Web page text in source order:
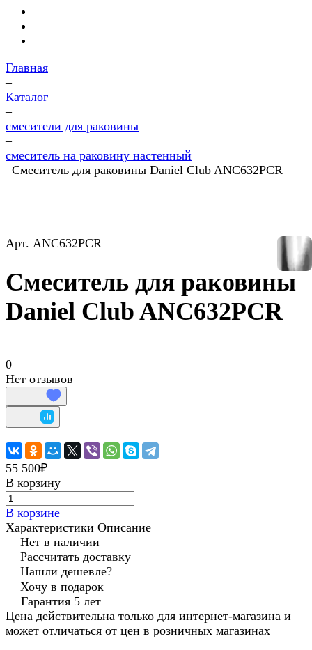
Главная
–
Каталог
–
смесители для раковины
–
смеситель на раковину настенный
–Смеситель для раковины Daniel Club ANC632PCR
Арт. ANC632PCR
Смеситель для раковины
Daniel Club ANC632PCR
0
Нет отзывов
55 500₽
В корзину
В корзине
Характеристики Описание
Нет в наличии
Рассчитать доставку
Нашли дешевле?
Хочу в подарок
Гарантия 5 лет
Цена действительна только для интернет-магазина и
может отличаться от цен в розничных магазинах